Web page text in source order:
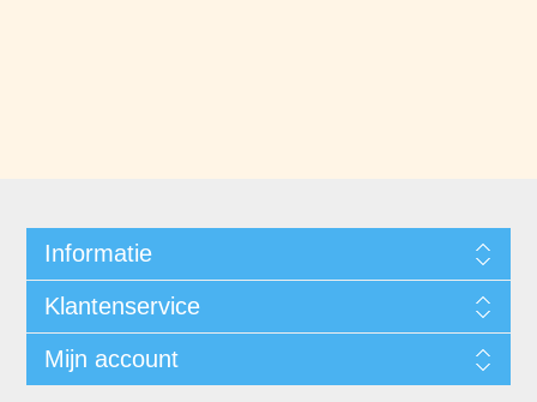
Informatie
Klantenservice
Mijn account